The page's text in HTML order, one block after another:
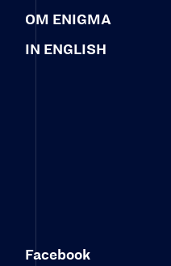
OM ENIGMA
IN ENGLISH
Facebook